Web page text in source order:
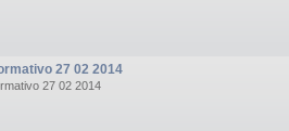
27 02 2014
27 02 2014